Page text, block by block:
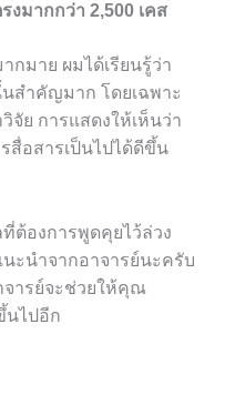
มากกว่า 2,500 เคส
กมาย ผมได้เรียนรู้ว่า
สำคัญมาก โดยเฉพาะ
จัย การแสดงให้เห็นว่า
อสารเป็นไปได้ดีขึ้น
ต้องการพูดคุยไว้ล่วง
ะนำจากอาจารย์นะครับ
จารย์จะช่วยให้คุณ
นไปอีก